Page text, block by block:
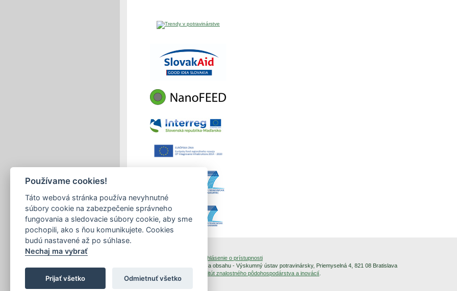
Vyhlásenie o prístupnosti
Copyright © 2026 Správca obsahu - Výskumný ústav potravinársky, Priemyselná 4, 821 08 Bratislava
Inštitút znalostného pôdohospodárstva a inovácií
Používame cookies!
Táto webová stránka používa nevyhnutné
súbory cookie na zabezpečenie správneho
fungovania a sledovacie súbory cookie, aby sme
pochopili, ako s ňou komunikujete. Cookies
budú nastavené až po súhlase.
Nechaj ma vybrať
Prijať všetko Odmietnuť všetko